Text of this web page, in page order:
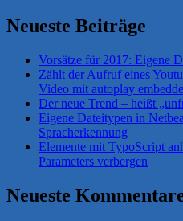
Neueste Beiträge
Vorsätze für 2017: Eigene
Zählt der Aufruf eines
Video mit autoplay
Der neue Trend – heißt
Eigene Dateitypen in
Spracherkennung
Elemente mit TypoScript
Parameters verbergen
Neueste